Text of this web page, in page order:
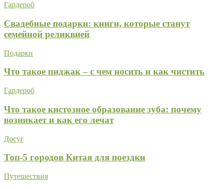
Гардероб
Свадебные подарки: книги, которые станут
семейной реликвией
Подарки
Что такое пиджак – с чем носить и как чистить
Гардероб
Что такое кистозное образование зуба: почему
возникает и как его лечат
Досуг
Топ-5 городов Китая для поездки
Путешествия